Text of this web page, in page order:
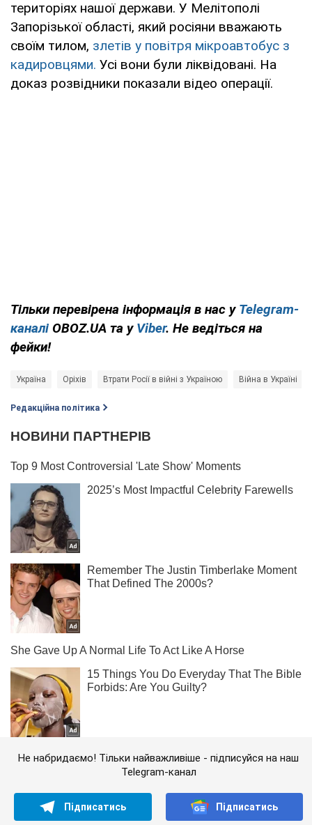
територіях нашої держави. У Мелітополі
Запорізької області, який росіяни вважають
своїм тилом, злетів у повітря мікроавтобус з
кадировцями. Усі вони були ліквідовані. На
доказ розвідники показали відео операції.
Тільки перевірена інформація в нас у Telegram-
каналі OBOZ.UA та у Viber. Не ведіться на
фейки!
Україна Оріхів Втрати Росії в війні з Україною Війна в Україні
Редакційна політика
Не набридаємо! Тільки найважливіше - підписуйся на наш
Telegram-канал
Підписатись Підписатись